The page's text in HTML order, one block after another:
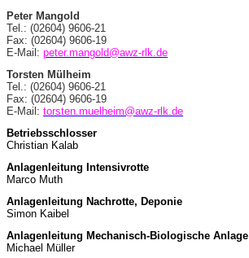
Peter Mangold
Tel.: (02604) 9606-21
Fax: (02604) 9606-19
E-Mail: peter.mangold@awz-rlk.de
Torsten Mülheim
Tel.: (02604) 9606-21
Fax: (02604) 9606-19
E-Mail: torsten.muelheim@awz-rlk.de
Betriebsschlosser
Christian Kalab
Anlagenleitung Intensivrotte
Marco Muth
Anlagenleitung Nachrotte, Deponie
Simon Kaibel
Anlagenleitung Mechanisch-Biologische Anlage
Michael Müller